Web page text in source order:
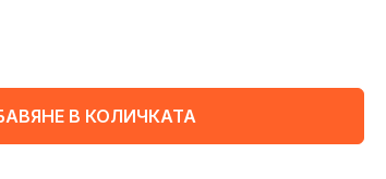
В КОЛИЧКАТА